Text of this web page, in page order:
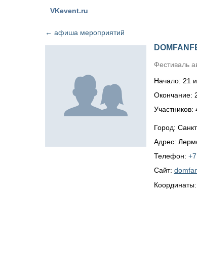
VKevent.ru
← афиша мероприятий
Фестиваль
Начало: 21
Окончание:
Участников:
Город:
Адрес:
Телефон:
Сайт:
Координаты: